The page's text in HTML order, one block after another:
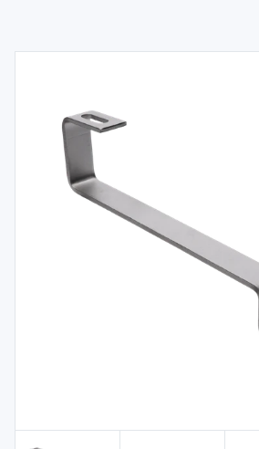
Dom, dielňa,záhrada
Hutnícky materiál
Spojovacímateriál